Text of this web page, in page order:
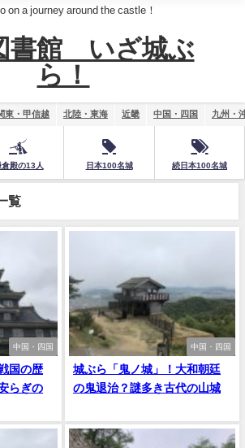
on a journey around the castle！
書館 いざ城ぶ
ら！
東・甲信越 北陸・東海 近畿 中国・四国 九州・
倉殿の13人 日本100名城 続日本100名城
覧
中国・四国
国の歴
らぎの
中国・四国
城ぶら「鬼ノ城」！大和朝廷
の鬼退治？謎多き古代の山城